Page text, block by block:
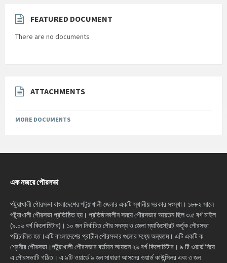
FEATURED DOCUMENT
There are no documents
ATTACHMENTS
MORE DOCUMENTS
এক নজরে পৌরসভা
পটুয়াখালী পৌরসভা বাংলাদেশের পটুয়াখালী জেলার একটি স্থানীয় সরকার সংস্থা। ১৮৮২ সালে
পটুয়াখালী পৌরসভা প্রতিষ্ঠিত হয়। প্রতিষ্ঠাকালীন সময়ে পৌরসভার আয়তন ছিল ৩.৫ বর্গ মাইল
(৯.০৬ বর্গ কিলোমিটার)। ১০ জন নির্বাচিত পৌর সদস্য ও জেলা ম্যাজিস্ট্রেট কর্তৃক পৌরসভা
পরিচালিত হত।এটি বাংলাদেশের প্রাচীন পৌরসভার গুলোর মধ্যে অন্যতম। এটি একটি ক
শ্রেনীর পৌরসভা।পটুয়াখালী পৌরসভার বর্তমান আয়তন ২৬ বর্গ কিলোমিটার। ৯ টি ওয়ার্ড নিয়ে
এ পৌরসভাটি গঠিত। এ ৯টি ওয়ার্ডে ৯ জন সাধারণ আসনের ওয়ার্ড কাউন্সিলর এবং ৩ জন